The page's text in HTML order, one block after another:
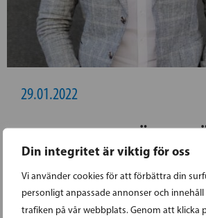
Din integritet är viktig för oss
Vi använder cookies för att förbättra din
personligt anpassade annonser och innehåll
trafiken på vår webbplats. Genom att klicka
29.01.2022
HENRIK WICKSTRÖM
ORDFÖRANDE FÖR SFP:S
FULLMÄKTIGEGRUPP I
NYLANDS